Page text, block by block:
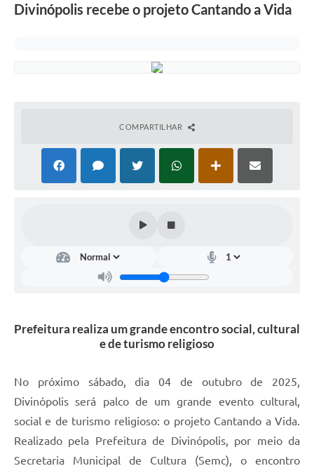
Divinópolis recebe o projeto Cantando a Vida
COMPARTILHAR
Prefeitura realiza um grande encontro social, cultural
e de turismo religioso
No próximo sábado, dia 04 de outubro de 2025,
Divinópolis será palco de um grande evento cultural,
social e de turismo religioso: o projeto Cantando a Vida.
Realizado pela Prefeitura de Divinópolis, por meio da
Secretaria Municipal de Cultura (Semc), o encontro